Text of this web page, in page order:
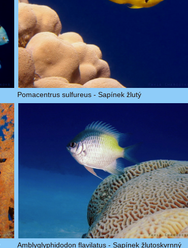
Pomacentrus sulfureus - Sapínek žlutý
Amblyglyphidodon flavilatus - Sapínek žlutoskvrnný